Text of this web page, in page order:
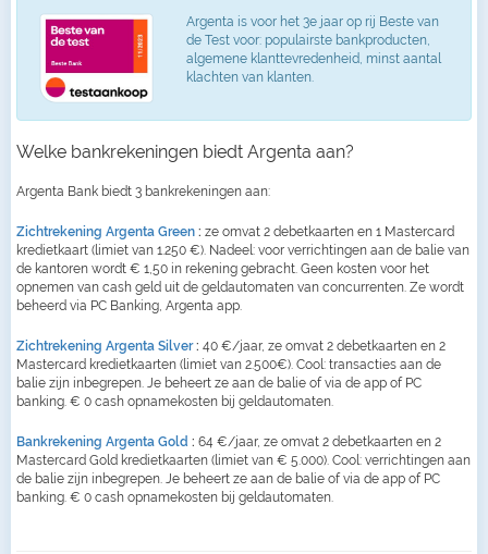
Argenta is voor het 3e jaar op rij Beste van
de Test voor: populairste bankproducten,
algemene klanttevredenheid, minst aantal
klachten van klanten.
Welke bankrekeningen biedt Argenta aan?
Argenta Bank biedt 3 bankrekeningen aan:
Zichtrekening Argenta Green : ze omvat 2 debetkaarten en 1 Mastercard
kredietkaart (limiet van 1.250 €). Nadeel: voor verrichtingen aan de balie van
de kantoren wordt € 1,50 in rekening gebracht. Geen kosten voor het
opnemen van cash geld uit de geldautomaten van concurrenten. Ze wordt
beheerd via PC Banking, Argenta app.
Zichtrekening Argenta Silver: 40 €/jaar, ze omvat 2 debetkaarten en 2
Mastercard kredietkaarten (limiet van 2.500€). Cool: transacties aan de
balie zijn inbegrepen. Je beheert ze aan de balie of via de app of PC
banking. € 0 cash opnamekosten bij geldautomaten.
Bankrekening Argenta Gold : 64 €/jaar, ze omvat 2 debetkaarten en 2
Mastercard Gold kredietkaarten (limiet van € 5.000). Cool: verrichtingen aan
de balie zijn inbegrepen. Je beheert ze aan de balie of via de app of PC
banking. € 0 cash opnamekosten bij geldautomaten.